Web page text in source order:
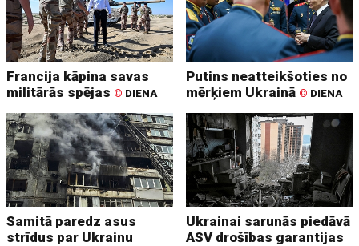
Francija kāpina savas
militārās spējas © DIENA
Putins neatteikšoties no
mērķiem Ukrainā © DIENA
Samitā paredz asus
strīdus par Ukrainu
Ukrainai sarunās piedāvā
ASV drošības garantijas